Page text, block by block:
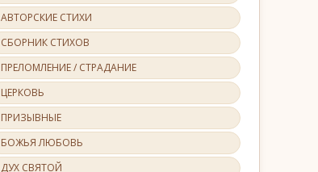
АВТОРСКИЕ СТИХИ
СБОРНИК СТИХОВ
ПРЕЛОМЛЕНИЕ / СТРАДАНИЕ
ЦЕРКОВЬ
ПРИЗЫВНЫЕ
БОЖЬЯ ЛЮБОВЬ
ДУХ СВЯТОЙ